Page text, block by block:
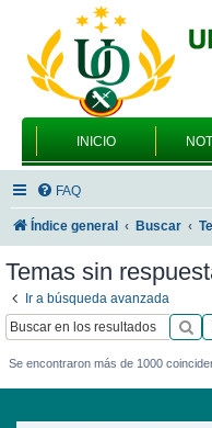
INICIO
FAQ
Índice general Buscar
Temas sin
Ir a búsqueda avanzada
Se encontraron más de 1000